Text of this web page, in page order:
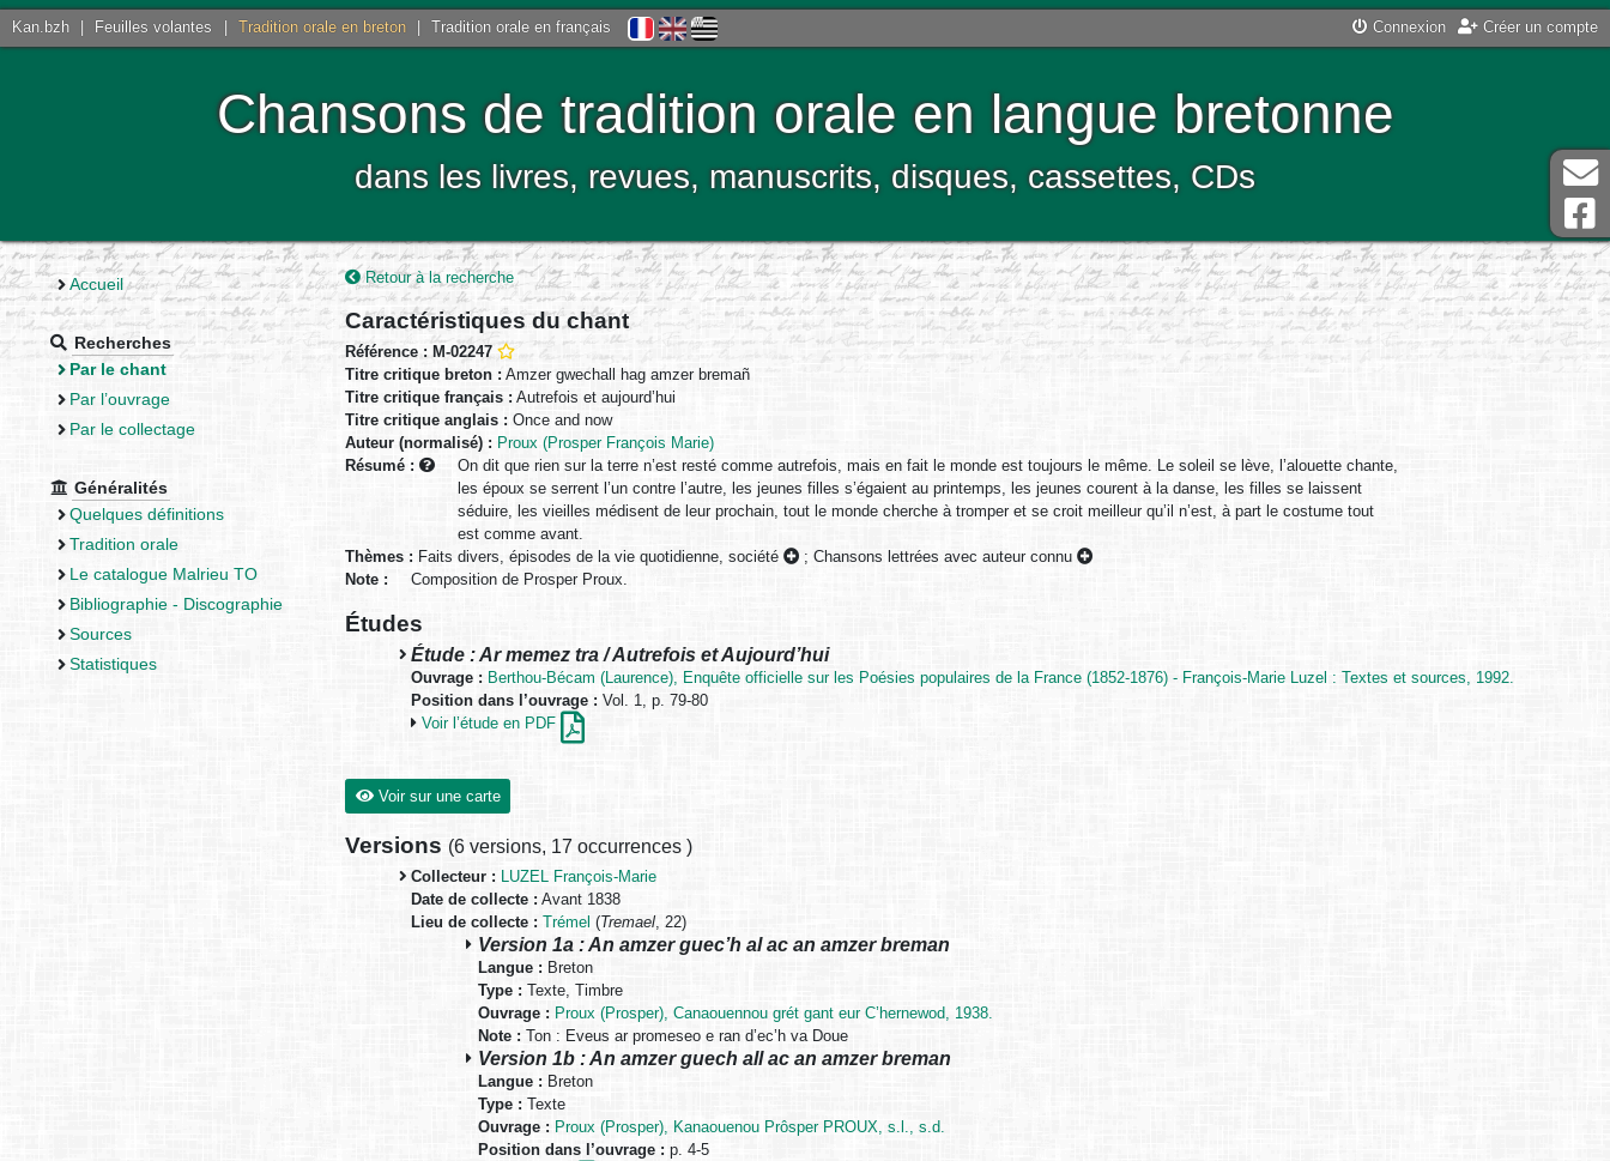
Kan.bzh Feuilles volantes Tradition orale en breton Tradition orale en français Connexion Créer un compte
Chansons de tradition orale en langue bretonne
dans les livres, revues, manuscrits, disques, cassettes, CDs
Accueil
Recherches
Par le chant
Par l’ouvrage
Par le collectage
Généralités
Quelques définitions
Tradition orale
Le catalogue Malrieu TO
Bibliographie - Discographie
Sources
Statistiques
Retour à la recherche
Caractéristiques du chant
Référence : M-02247
Titre critique breton : Amzer gwechall hag amzer bremañ
Titre critique français : Autrefois et aujourd’hui
Titre critique anglais : Once and now
Auteur (normalisé) : Proux (Prosper François Marie)
Résumé :
On dit que rien sur la terre n’est resté comme autrefois, mais en fait le monde est toujours le même. Le soleil se lève, l’alouette chante,
les époux se serrent l’un contre l’autre, les jeunes filles s’égaient au printemps, les jeunes courent à la danse, les filles se laissent
séduire, les vieilles médisent de leur prochain, tout le monde cherche à tromper et se croit meilleur qu’il n’est, à part le costume tout
est comme avant.
Thèmes : Faits divers, épisodes de la vie quotidienne, société ; Chansons lettrées avec auteur connu
Note :
Composition de Prosper Proux.
Études
Étude : Ar memez tra / Autrefois et Aujourd’hui
Ouvrage : Berthou-Bécam (Laurence), Enquête officielle sur les Poésies populaires de la France (1852-1876) - François-Marie Luzel : Textes et sources, 1992.
Position dans l’ouvrage : Vol. 1, p. 79-80
Voir l’étude en PDF
Voir sur une carte
Versions (6 versions, 17 occurrences )
Collecteur : LUZEL François-Marie
Date de collecte : Avant 1838
Lieu de collecte : Trémel (Tremael, 22)
Version 1a : An amzer guec’h al ac an amzer breman
Langue : Breton
Type :Texte, Timbre
Ouvrage : Proux (Prosper), Canaouennou grét gant eur C’hernewod, 1938.
Note : Ton : Eveus ar promeseo e ran d’ec’h va Doue
Version 1b : An amzer guech all ac an amzer breman
Langue :Breton
Type : Texte
Ouvrage : Proux (Prosper), Kanaouenou Prôsper PROUX, s.l., s.d.
Position dans l’ouvrage : p. 4-5